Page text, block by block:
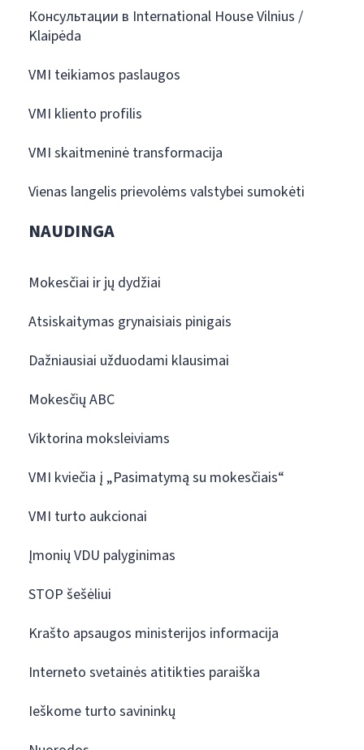
Консультации в International House Vilnius /
Klaipėda
VMI teikiamos paslaugos
VMI kliento profilis
VMI skaitmeninė transformacija
Vienas langelis prievolėms valstybei sumokėti
NAUDINGA
Mokesčiai ir jų dydžiai
Atsiskaitymas grynaisiais pinigais
Dažniausiai užduodami klausimai
Mokesčių ABC
Viktorina moksleiviams
VMI kviečia į „Pasimatymą su mokesčiais“
VMI turto aukcionai
Įmonių VDU palyginimas
STOP šešėliui
Krašto apsaugos ministerijos informacija
Interneto svetainės atitikties paraiška
Ieškome turto savininkų